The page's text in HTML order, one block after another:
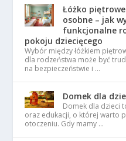
Łóżko
osobne – jak
funkcjonalne
pokoju dziecięcego
Wybór między łóżkiem
dla rodzeństwa może być
na bezpieczeństwie i …
Domek dla
Domek dla dzieci
oraz edukacji, o której warto
otoczeniu. Gdy mamy …